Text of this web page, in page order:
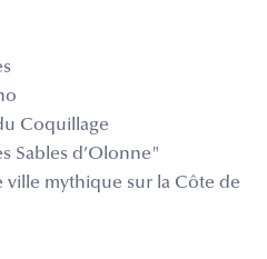
Coquillage
Sables d’Olonne"
ville mythique sur la Côte de